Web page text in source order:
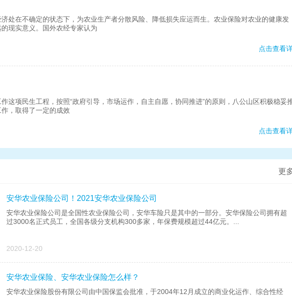
处在不确定的状态下，为农业生产者分散风险、降低损失应运而生。农业保险对农业的健康发
现实意义。国外农经专家认为
点击查看
这项民生工程，按照“政府引导，市场运作，自主自愿，协同推进”的原则，八公山区积极稳妥
，取得了一定的成效
点击查看
更
安华农业保险公司！2021安华农业保险公司
安华农业保险公司是全国性农业保险公司，安华车险只是其中的一部分。安华保险公司拥有超
过3000名正式员工，全国各级分支机构300多家，年保费规模超过44亿元。...
2020-12-20
安华农业保险、安华农业保险怎么样？
安华农业保险股份有限公司由中国保监会批准，于2004年12月成立的商业化运作、综合性经